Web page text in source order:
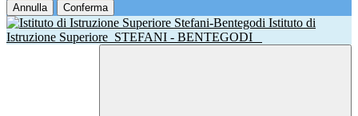
Annulla Conferma
Istituto di
Istruzione Superiore STEFANI - BENTEGODI